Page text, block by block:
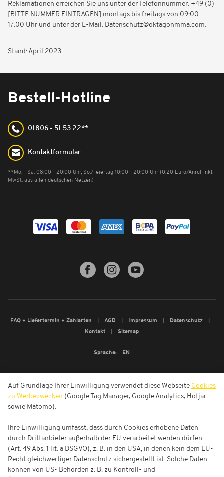
Reklamationen erreichen Sie uns unter der Telefonnummer: +49 (0)
[BITTE NUMMER EINTRAGEN] montags bis freitags von 09:00-
17:00 Uhr und unter der E-Mail: Datenschutz@oktagonmma.com.
Stand: April 2023
Bestell-Hotline
01806 - 51 53 22**
Kontaktformular
**Mo. - Sa. 08:00 - 20:00 Uhr, So./Feiertag 10:00 - 20:00 Uhr (0,20 Euro/Anruf inkl.
MwSt. aus allen deutschen Netzen)
FAQ + Liefertermin + Zahlarten AGB Impressum
Datenschutz
Kontakt
Sitemap
Sprache: EN
Auf Grundlage Ihrer Einwilligung verwendet diese Webseite Cookies
zu Werbezwecken (Google Tag Manager, Google Analytics, Hotjar
sowie Matomo).
Ihre Einwilligung umfasst, dass durch Cookies erhobene Daten
durch Drittanbieter außerhalb der EU verarbeitet werden dürfen
(Art. 49 Abs. 1 lit. a DSGVO), z. B. in den USA, in denen kein dem EU-
Recht gleichwertiger Datenschutz sichergestellt ist. Solche Daten
können von US- Behörden z. B. zu Kontroll- und